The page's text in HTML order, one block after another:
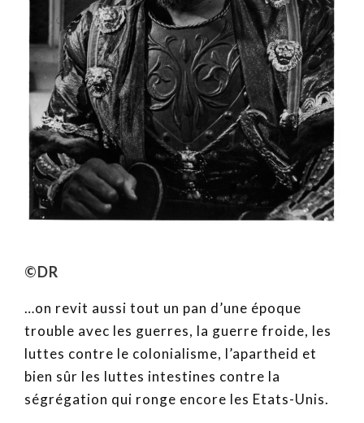
©DR
…on revit aussi tout un pan d’une époque
trouble avec les guerres, la guerre froide, les
luttes contre le colonialisme, l’apartheid et
bien sûr les luttes intestines contre la
ségrégation qui ronge encore les Etats-Unis.